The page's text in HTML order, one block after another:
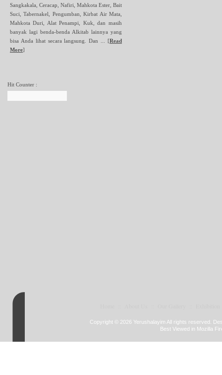
Sangkakala, Ceracap, Nafiri, Mahkota Ester, Bait
Suci, Tabernakel, Pengumban, Kirbat Air Mata,
Mahkota Duri, Alat Penampi, Kuk, dan masih
banyak lagi benda-benda Alkitab lainnya yang
bisa Anda lihat secara langsung. Dan ... [Read
More]
Hit Counter :
Copyright © 2026 Yerushalayim All rights reserved.
Best Viewed in Mozilla